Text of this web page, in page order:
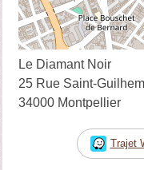
Le Diamant Noir
25 Rue Saint-Guilhem
34000 Montpellier
Trajet